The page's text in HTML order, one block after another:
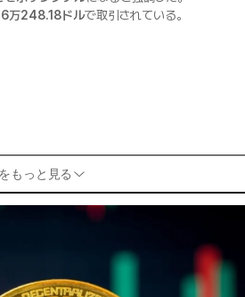
6万248.18ドルで取引されている。
もっと見る